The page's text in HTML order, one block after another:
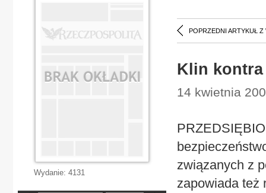
POPRZEDNI ARTYKUŁ Z
Klin
14 kwietnia
związanych z
zapowiada też
Wydanie: 4131